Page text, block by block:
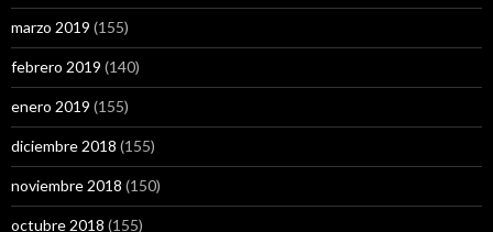
marzo 2019 (155)
febrero 2019 (140)
enero 2019 (155)
diciembre 2018 (155)
noviembre 2018 (150)
octubre 2018 (155)